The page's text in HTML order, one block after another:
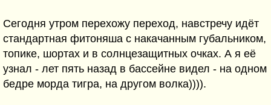
Сегодня утром перехожу переход, навстречу идёт
стандартная фитоняша с накачанным губальником,
топике, шортах и в солнцезащитных очках. А я её
узнал - лет пять назад в бассейне видел - на одном
бедре морда тигра, на другом волка)))).